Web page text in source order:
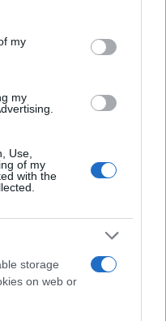
in below Google
my
my
Use,
of my
with the
storage
on web or
di riserva può ridurre
videoconferenze,
internazionali.
adatta a
con pacchetti
specifiche come
Cina. Il
dedicate alle
presidiato nel
e